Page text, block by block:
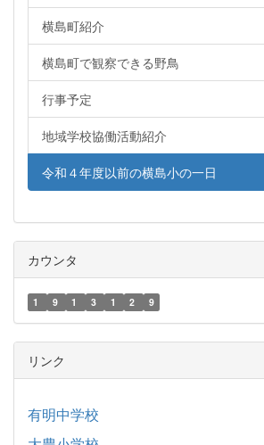
横島町紹介
横島町で観察できる野鳥
行事予定
地域学校協働活動紹介
令和４年度以前の横島小の一日
カウンタ
1 9 1 3 1 2 9
リンク
有明中学校